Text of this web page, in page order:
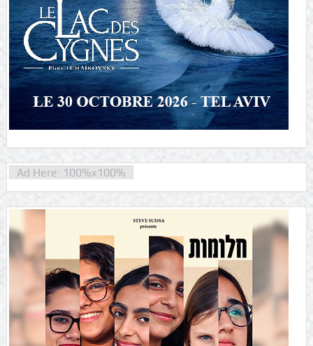
Ad Here: 100%x100%